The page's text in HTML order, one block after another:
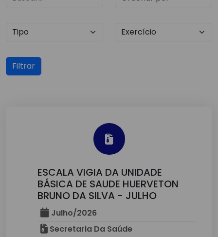
Filtrar
ESCALA VIGIA DA UNIDADE
BÁSICA DE SAUDE HUERVETON
BRUNO DA SILVA - JULHO
Julho/2026
Secretaria Da Saúde